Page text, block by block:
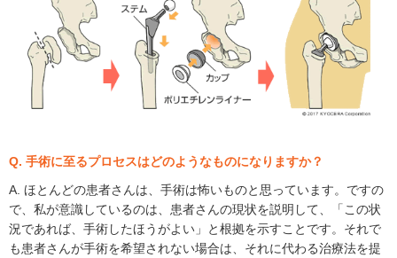
Q. 手術に至るプロセスはどのようなものになりますか？
A. ほとんどの患者さんは、手術は怖いものと思っています。ですの
で、私が意識しているのは、患者さんの現状を説明して、「この状
況であれば、手術したほうがよい」と根拠を示すことです。それで
も患者さんが手術を希望されない場合は、それに代わる治療法を提